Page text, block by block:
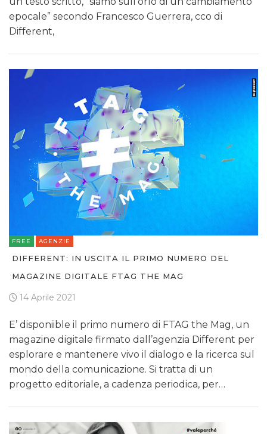
epocale” secondo Francesco Guerrera, cco di
Different,
FREE AGENZIE
DIFFERENT: IN USCITA IL PRIMO NUMERO DEL
MAGAZINE DIGITALE FTAG THE MAG
14 Aprile 2021
E’ disponiible il primo numero di FTAG the Mag, un
magazine digitale firmato dall’agenzia Different per
esplorare e mantenere vivo il dialogo e la ricerca sul
mondo della comunicazione. Si tratta di un
progetto editoriale, a cadenza periodica, per…